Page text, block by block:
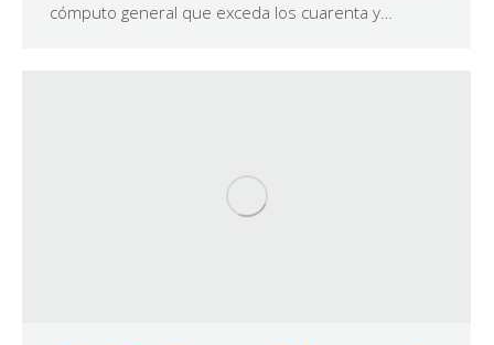
cómputo general que exceda los cuarenta y…